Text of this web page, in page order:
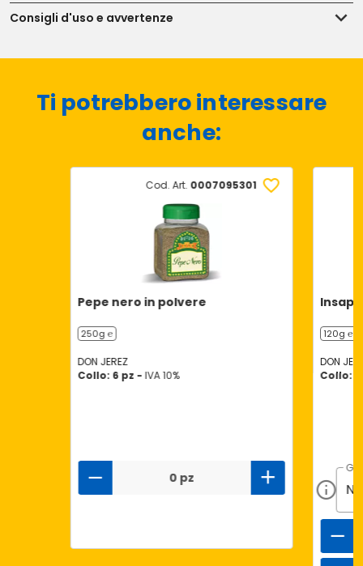
Consigli d'uso e avvertenze
Ti potrebbero interessare
anche:
Cod. Art. 0007095301
Pepe nero in polvere
250g ℮
DON JEREZ
Collo: 6 pz - IVA 10%
0 pz
120g ℮
DON
Collo: